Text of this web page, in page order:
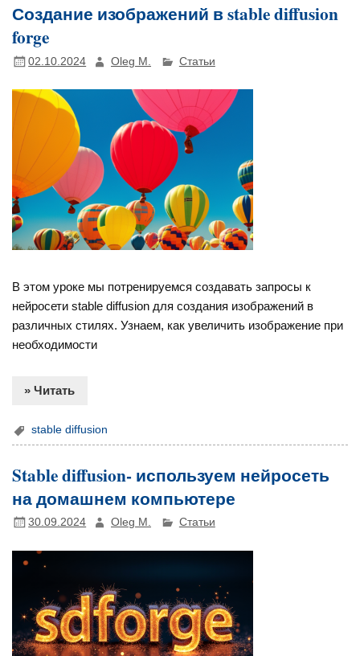
Создание изображений в stable diffusion
forge
02.10.2024 Oleg M. Статьи
В этом уроке мы потренируемся создавать запросы к
нейросети stable diffusion для создания изображений в
различных стилях. Узнаем, как увеличить изображение при
необходимости
» Читать
stable diffusion
Stable diffusion- используем нейросеть
на домашнем компьютере
30.09.2024 Oleg M. Статьи